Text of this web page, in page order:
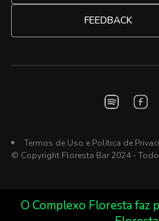
FEEDBACK
Termos de Uso e Política de
© Copyright Floresta Bar 2024 -
O Complexo Floresta faz